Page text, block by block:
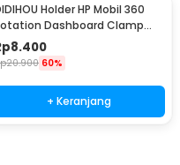
Holder HP Mobil 360
Dashboard Clamp
Phone Holder - YB20-3
8.400
20.900 60%
+ Keranjang